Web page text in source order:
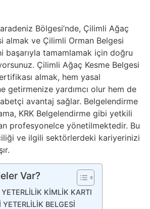
Bölgesi’nde, Çilimli Ağaç
almak ve Çilimli Orman Belgesi
başarıyla tamamlamak için doğru
Çilimli Ağaç Kesme Belgesi
almak, hem yasal
getirmenize yardımcı olur hem de
avantaj sağlar. Belgelendirme
KRK Belgelendirme gibi yetkili
profesyonelce yönetilmektedir. Bu
ve ilgili sektörlerdeki kariyerinizi
Var?
KİMLİK KARTI
BELGESİ